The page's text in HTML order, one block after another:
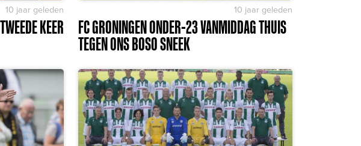
10 jaar geleden
KEER
10 jaar geleden
FC GRONINGEN ONDER-23 VANMIDDAG THUIS
TEGEN ONS BOSO SNEEK